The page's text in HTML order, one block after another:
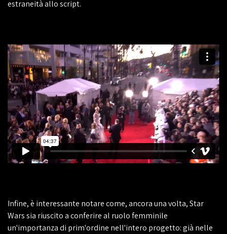
estraneità allo script.
Infine, è interessante notare come, ancora una volta, Star
Wars sia riuscito a conferire al ruolo femminile
un'importanza di prim'ordine nell'intero progetto: già nelle